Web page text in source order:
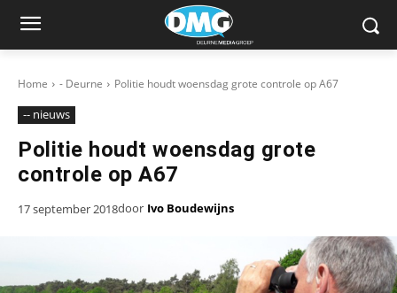
Home - Deurne Politie houdt woensdag grote controle op A67
-- nieuws
Politie houdt woensdag grote
controle op A67
17 september 2018door Ivo Boudewijns